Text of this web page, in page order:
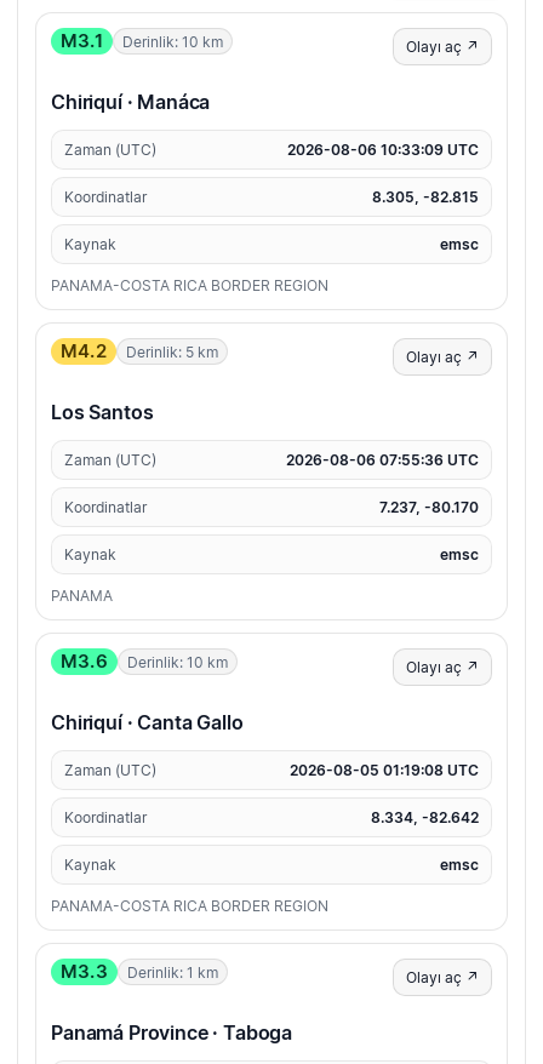
M3.1 Derinlik: 10 km Olayı aç ↗
Chiriquí · Manáca
Zaman (UTC) 2026-08-06 10:33:09 UTC
Koordinatlar 8.305, -82.815
Kaynak emsc
PANAMA-COSTA RICA BORDER REGION
M4.2 Derinlik: 5 km Olayı aç ↗
Los Santos
Zaman (UTC) 2026-08-06 07:55:36 UTC
Koordinatlar 7.237, -80.170
Kaynak emsc
PANAMA
M3.6 Derinlik: 10 km Olayı aç ↗
Chiriquí · Canta Gallo
Zaman (UTC) 2026-08-05 01:19:08 UTC
Koordinatlar 8.334, -82.642
Kaynak emsc
PANAMA-COSTA RICA BORDER REGION
M3.3 Derinlik: 1 km Olayı aç ↗
Panamá Province · Taboga